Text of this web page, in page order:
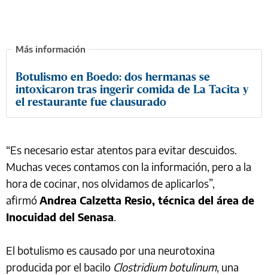
Botulismo en Boedo: dos hermanas se
intoxicaron tras ingerir comida de La Tacita y
el restaurante fue clausurado
“Es necesario estar atentos para evitar descuidos.
Muchas veces contamos con la información, pero a la
hora de cocinar, nos olvidamos de aplicarlos”,
afirmóAndrea Calzetta Resio, técnica del área de
Inocuidad del Senasa.
El botulismo es causado por una neurotoxina
producida por el bacilo Clostridium botulinum, una